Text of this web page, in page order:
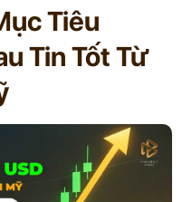
Tiêu
Tin Tốt Từ